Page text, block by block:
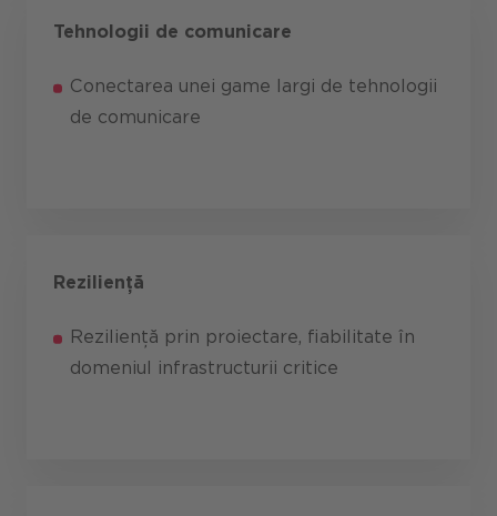
Tehnologii de comunicare
Conectarea unei game largi de tehnologii
de comunicare
Reziliență
Reziliență prin proiectare, fiabilitate în
domeniul infrastructurii critice